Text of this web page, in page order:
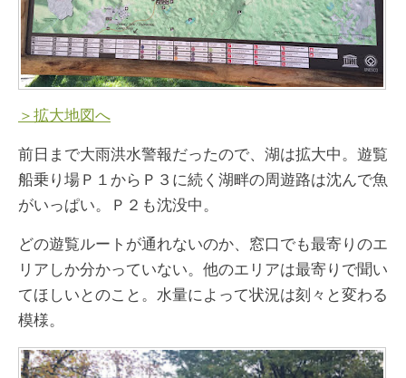
＞拡大地図へ
前日まで大雨洪水警報だったので、湖は拡大中。遊覧
船乗り場Ｐ１からＰ３に続く湖畔の周遊路は沈んで魚
がいっぱい。Ｐ２も沈没中。
どの遊覧ルートが通れないのか、窓口でも最寄りのエ
リアしか分かっていない。他のエリアは最寄りで聞い
てほしいとのこと。水量によって状況は刻々と変わる
模様。